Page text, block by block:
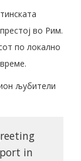
во Рим.
по локално
љубители
in